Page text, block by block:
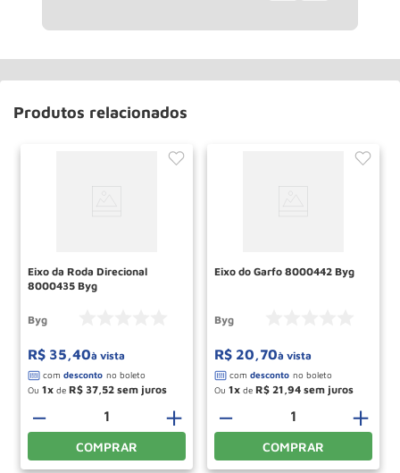
Produtos relacionados
Eixo da Roda Direcional
8000435 Byg
Byg
R$ 35,40à vista
Ou 1 de R$ 37 52
＋
－
COMPRAR
Eixo do Garfo 8000442 Byg
Byg
R$ 20,70à vista
Ou 1 de R$ 21 94
＋
－
COMPRAR